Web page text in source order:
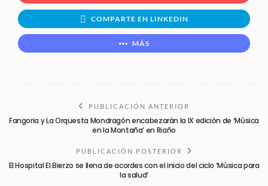
COMPARTE EN LINKEDIN
MÁS
PUBLICACIÓN ANTERIOR
Fangoria y La Orquesta Mondragón encabezarán la IX edición de ‘Música
en la Montaña’ en Riaño
PUBLICACIÓN POSTERIOR
El Hospital El Bierzo se llena de acordes con el inicio del ciclo ‘Música para
la salud’